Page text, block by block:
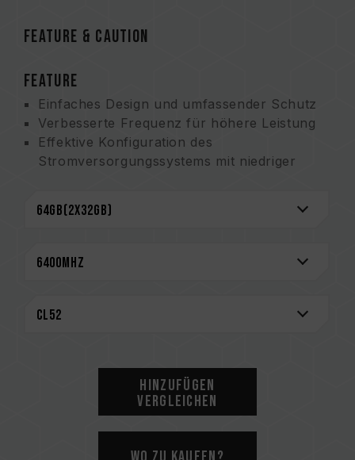
FEATURE & CAUTION
FEATURE
Einfaches Design und umfassender Schutz
Verbesserte Frequenz für höhere Leistung
Effektive Konfiguration des
Stromversorgungssystems mit niedriger
diversen Upgrade-Optionen
Zugriffseffizienz
Kompatibel mit DDR5-Plattformen von Intel-
Eine vollständige Liste der kompatiblen
Plattformen finden Sie im Abschnitt
„Kompatibilitätsabfrage“.
Bitte prüfen Sie vor dem Kauf von
Hinzufügen
Vergleichen